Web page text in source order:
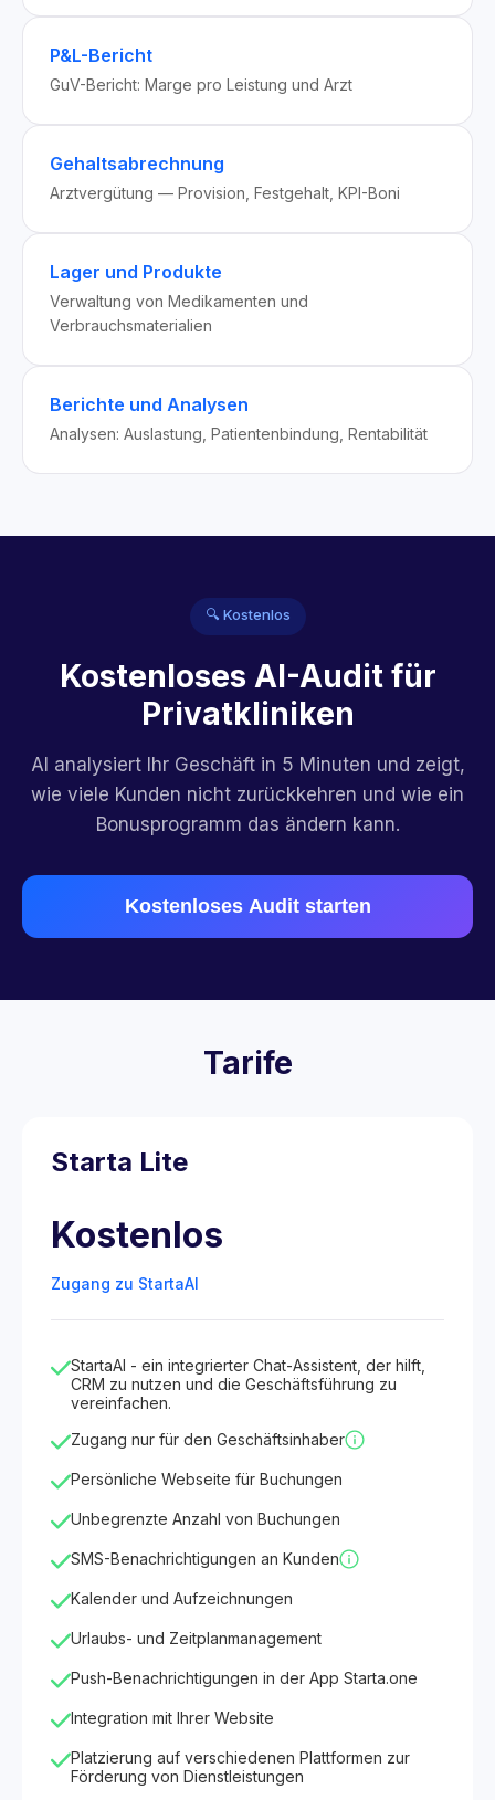
P&L-Bericht
GuV-Bericht: Marge pro Leistung und Arzt
Gehaltsabrechnung
Arztvergütung — Provision, Festgehalt, KPI-Boni
Lager und Produkte
Verwaltung von Medikamenten und
Verbrauchsmaterialien
Berichte und Analysen
Analysen: Auslastung, Patientenbindung, Rentabilität
🔍 Kostenlos
Kostenloses AI-Audit für
Privatkliniken
AI analysiert Ihr Geschäft in 5 Minuten und zeigt,
wie viele Kunden nicht zurückkehren und wie ein
Bonusprogramm das ändern kann.
Kostenloses Audit starten
Tarife
Starta Lite
Kostenlos
Zugang zu StartaAI
StartaAI - ein integrierter Chat-Assistent, der hilft,
CRM zu nutzen und die Geschäftsführung zu
vereinfachen.
Zugang nur für den Geschäftsinhaber
Persönliche Webseite für Buchungen
Unbegrenzte Anzahl von Buchungen
SMS-Benachrichtigungen an Kunden
Kalender und Aufzeichnungen
Urlaubs- und Zeitplanmanagement
Push-Benachrichtigungen in der App Starta.one
Integration mit Ihrer Website
Platzierung auf verschiedenen Plattformen zur
Förderung von Dienstleistungen